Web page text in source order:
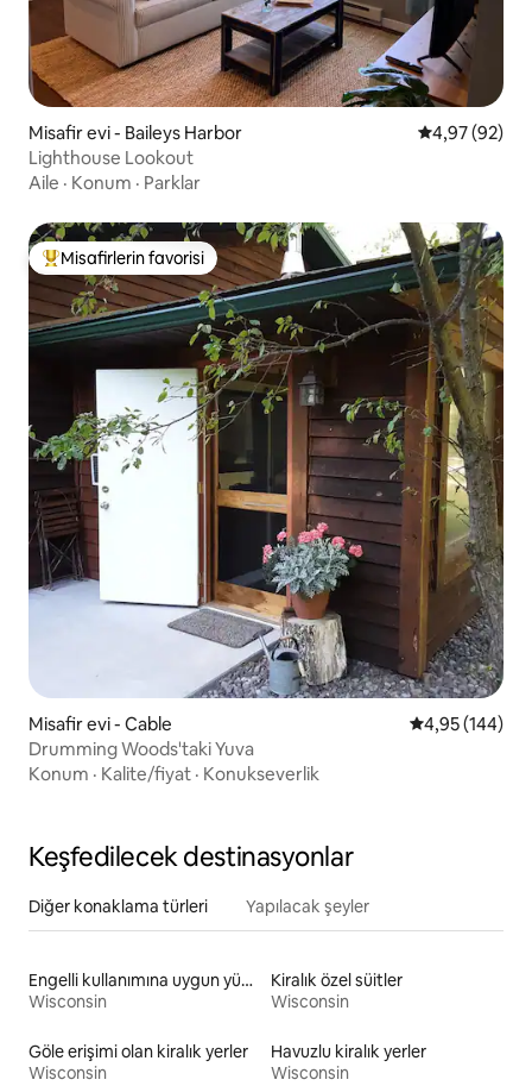
Misafir evi - Baileys Harbor 5 üzerinden
4,97 (92)
Lighthouse Lookout
Aile · Konum · Parklar
Misafirlerin favorilerinden en beğenilenler arasında
Misafirlerin favorisi
Misafir evi - Cable 5 üzerinden
4,95 (144)
Drumming Woods'taki Yuva
Konum · Kalite/fiyat · Konukseverlik
Keşfedilecek destinasyonlar
Diğer konaklama türleri Yapılacak şeyler
Engelli kullanımına uygun yükseklikte tuvaleti olan kiralık yerler
Wisconsin
Kiralık özel süitler
Wisconsin
Göle erişimi olan kiralık yerler
Wisconsin
Havuzlu kiralık yerler
Wisconsin